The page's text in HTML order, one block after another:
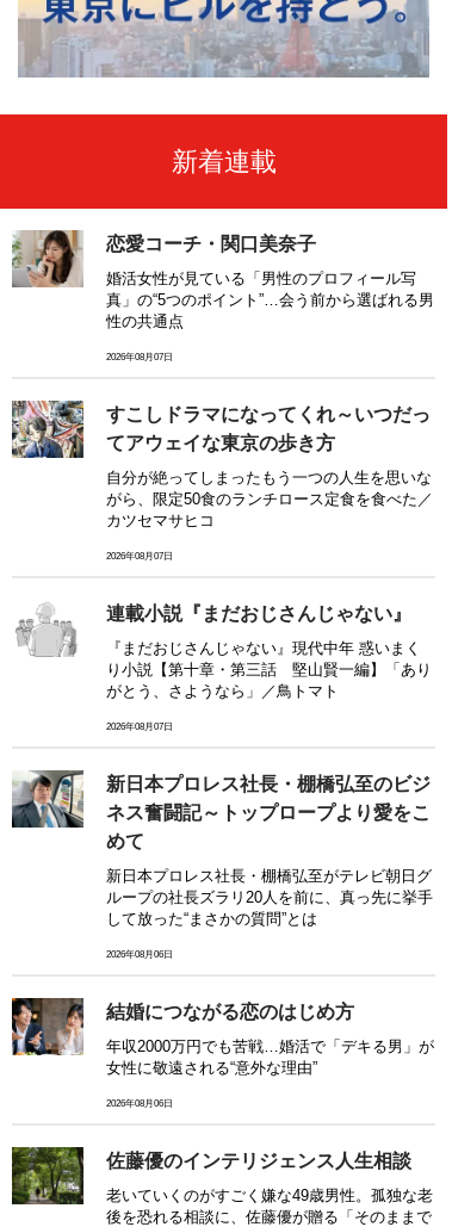
新着連載
恋愛コーチ・関口美奈子
婚活女性が見ている「男性のプロフィール写
真」の“5つのポイント”…会う前から選ばれる男
性の共通点
2026年08月07日
すこしドラマになってくれ～いつだっ
てアウェイな東京の歩き方
自分が絶ってしまったもう一つの人生を思いな
がら、限定50食のランチロース定食を食べた／
カツセマサヒコ
2026年08月07日
連載小説『まだおじさんじゃない』
『まだおじさんじゃない』現代中年 惑いまく
り小説【第十章・第三話 堅山賢一編】「あり
がとう、さようなら」／鳥トマト
2026年08月07日
新日本プロレス社長・棚橋弘至のビジ
ネス奮闘記～トップロープより愛をこ
めて
新日本プロレス社長・棚橋弘至がテレビ朝日グ
ループの社長ズラリ20人を前に、真っ先に挙手
して放った“まさかの質問”とは
2026年08月06日
結婚につながる恋のはじめ方
年収2000万円でも苦戦…婚活で「デキる男」が
女性に敬遠される“意外な理由”
2026年08月06日
佐藤優のインテリジェンス人生相談
老いていくのがすごく嫌な49歳男性。孤独な老
後を恐れる相談に、佐藤優が贈る「そのままで